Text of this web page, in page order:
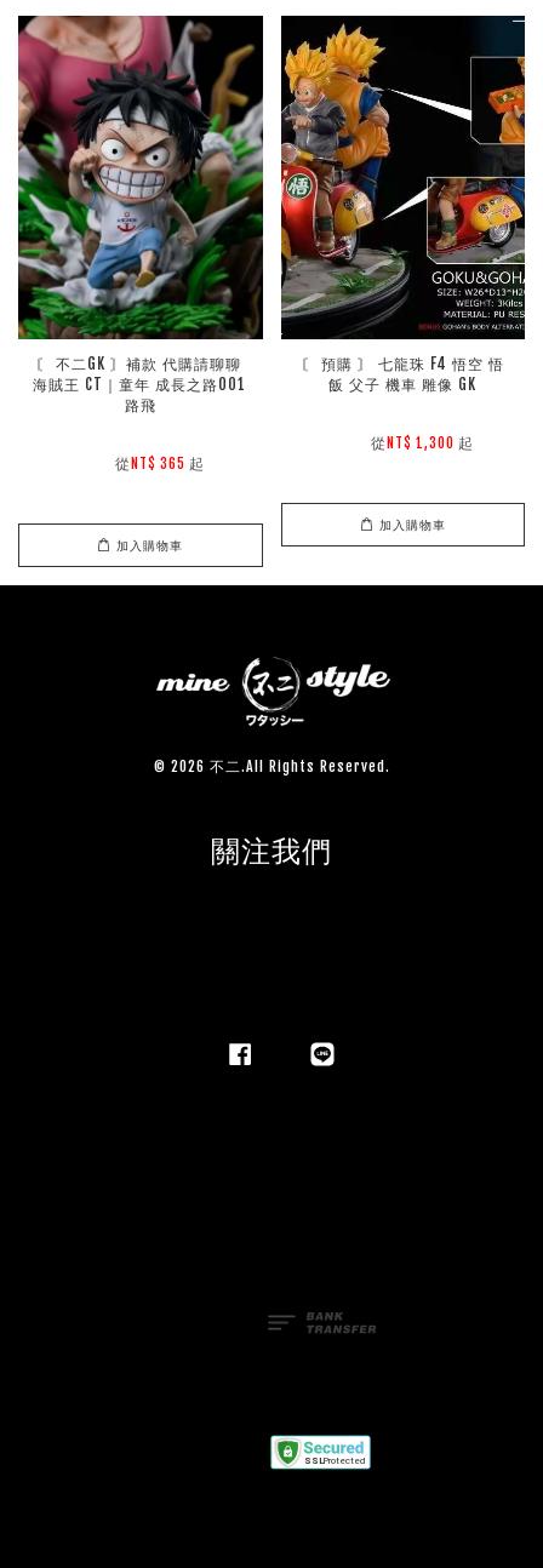
〘 不二GK 〙補款 代購請聊聊
海賊王 CT｜童年 成長之路001
路飛
        從
NT$ 365 起
加入購物車
〘 預購 〙 七龍珠 F4 悟空 悟
飯 父子 機車 雕像 GK
        從
NT$ 1,300 起
加入購物車
© 2026 不二.All Rights Reserved.
關注我們